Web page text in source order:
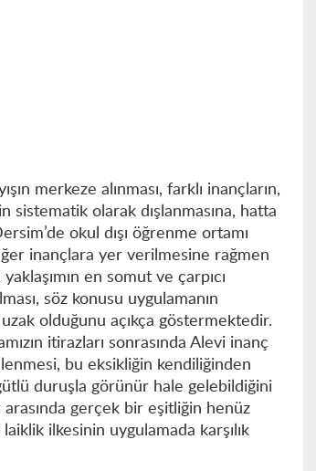
merkeze alınması, farklı inançların,
olarak dışlanmasına, hatta
okul dışı öğrenme ortamı
inançlara yer verilmesine rağmen
en somut ve çarpıcı
söz konusu uygulamanın
olduğunu açıkça göstermektedir.
itirazları sonrasında Alevi inanç
bu eksikliğin kendiliğinden
duruşla görünür hale gelebildiğini
gerçek bir eşitliğin henüz
laiklik ilkesinin uygulamada karşılık